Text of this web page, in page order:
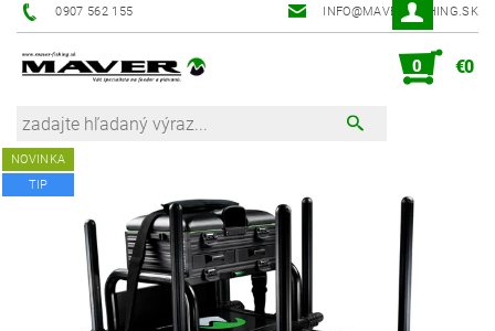
0907 562 155 INFO@MAVER-FISHING.SK
0 €0
NOVINKA
TIP